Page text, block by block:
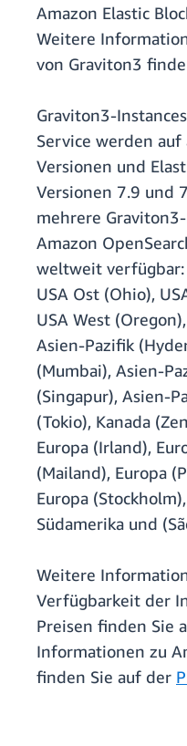
Amazon Elastic
Weitere
von Graviton3
Graviton3-
Service werden
Versionen und
Versionen 7.9 und
mehrere
Amazon
weltweit verfügbar:
USA Ost (Ohio),
USA West
Asien-Pazifik
(Mumbai), Asien-
(Singapur), Asien-
(Tokio), Kanada
Europa (Irland),
(Mailand), Europa
Europa
Südamerika und
Weitere
Verfügbarkeit der
Preisen finden Sie
Informationen zu
finden Sie auf der